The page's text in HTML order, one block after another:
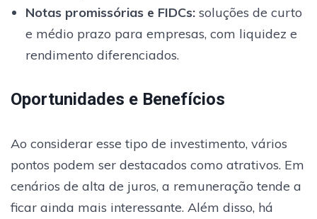
Notas promissórias e FIDCs:soluções de curto
e médio prazo para empresas, com liquidez e
rendimento diferenciados.
Oportunidades e Benefícios
Ao considerar esse tipo de investimento, vários
pontos podem ser destacados como atrativos. Em
cenários de alta de juros, a remuneração tende a
ficar ainda mais interessante. Além disso, há